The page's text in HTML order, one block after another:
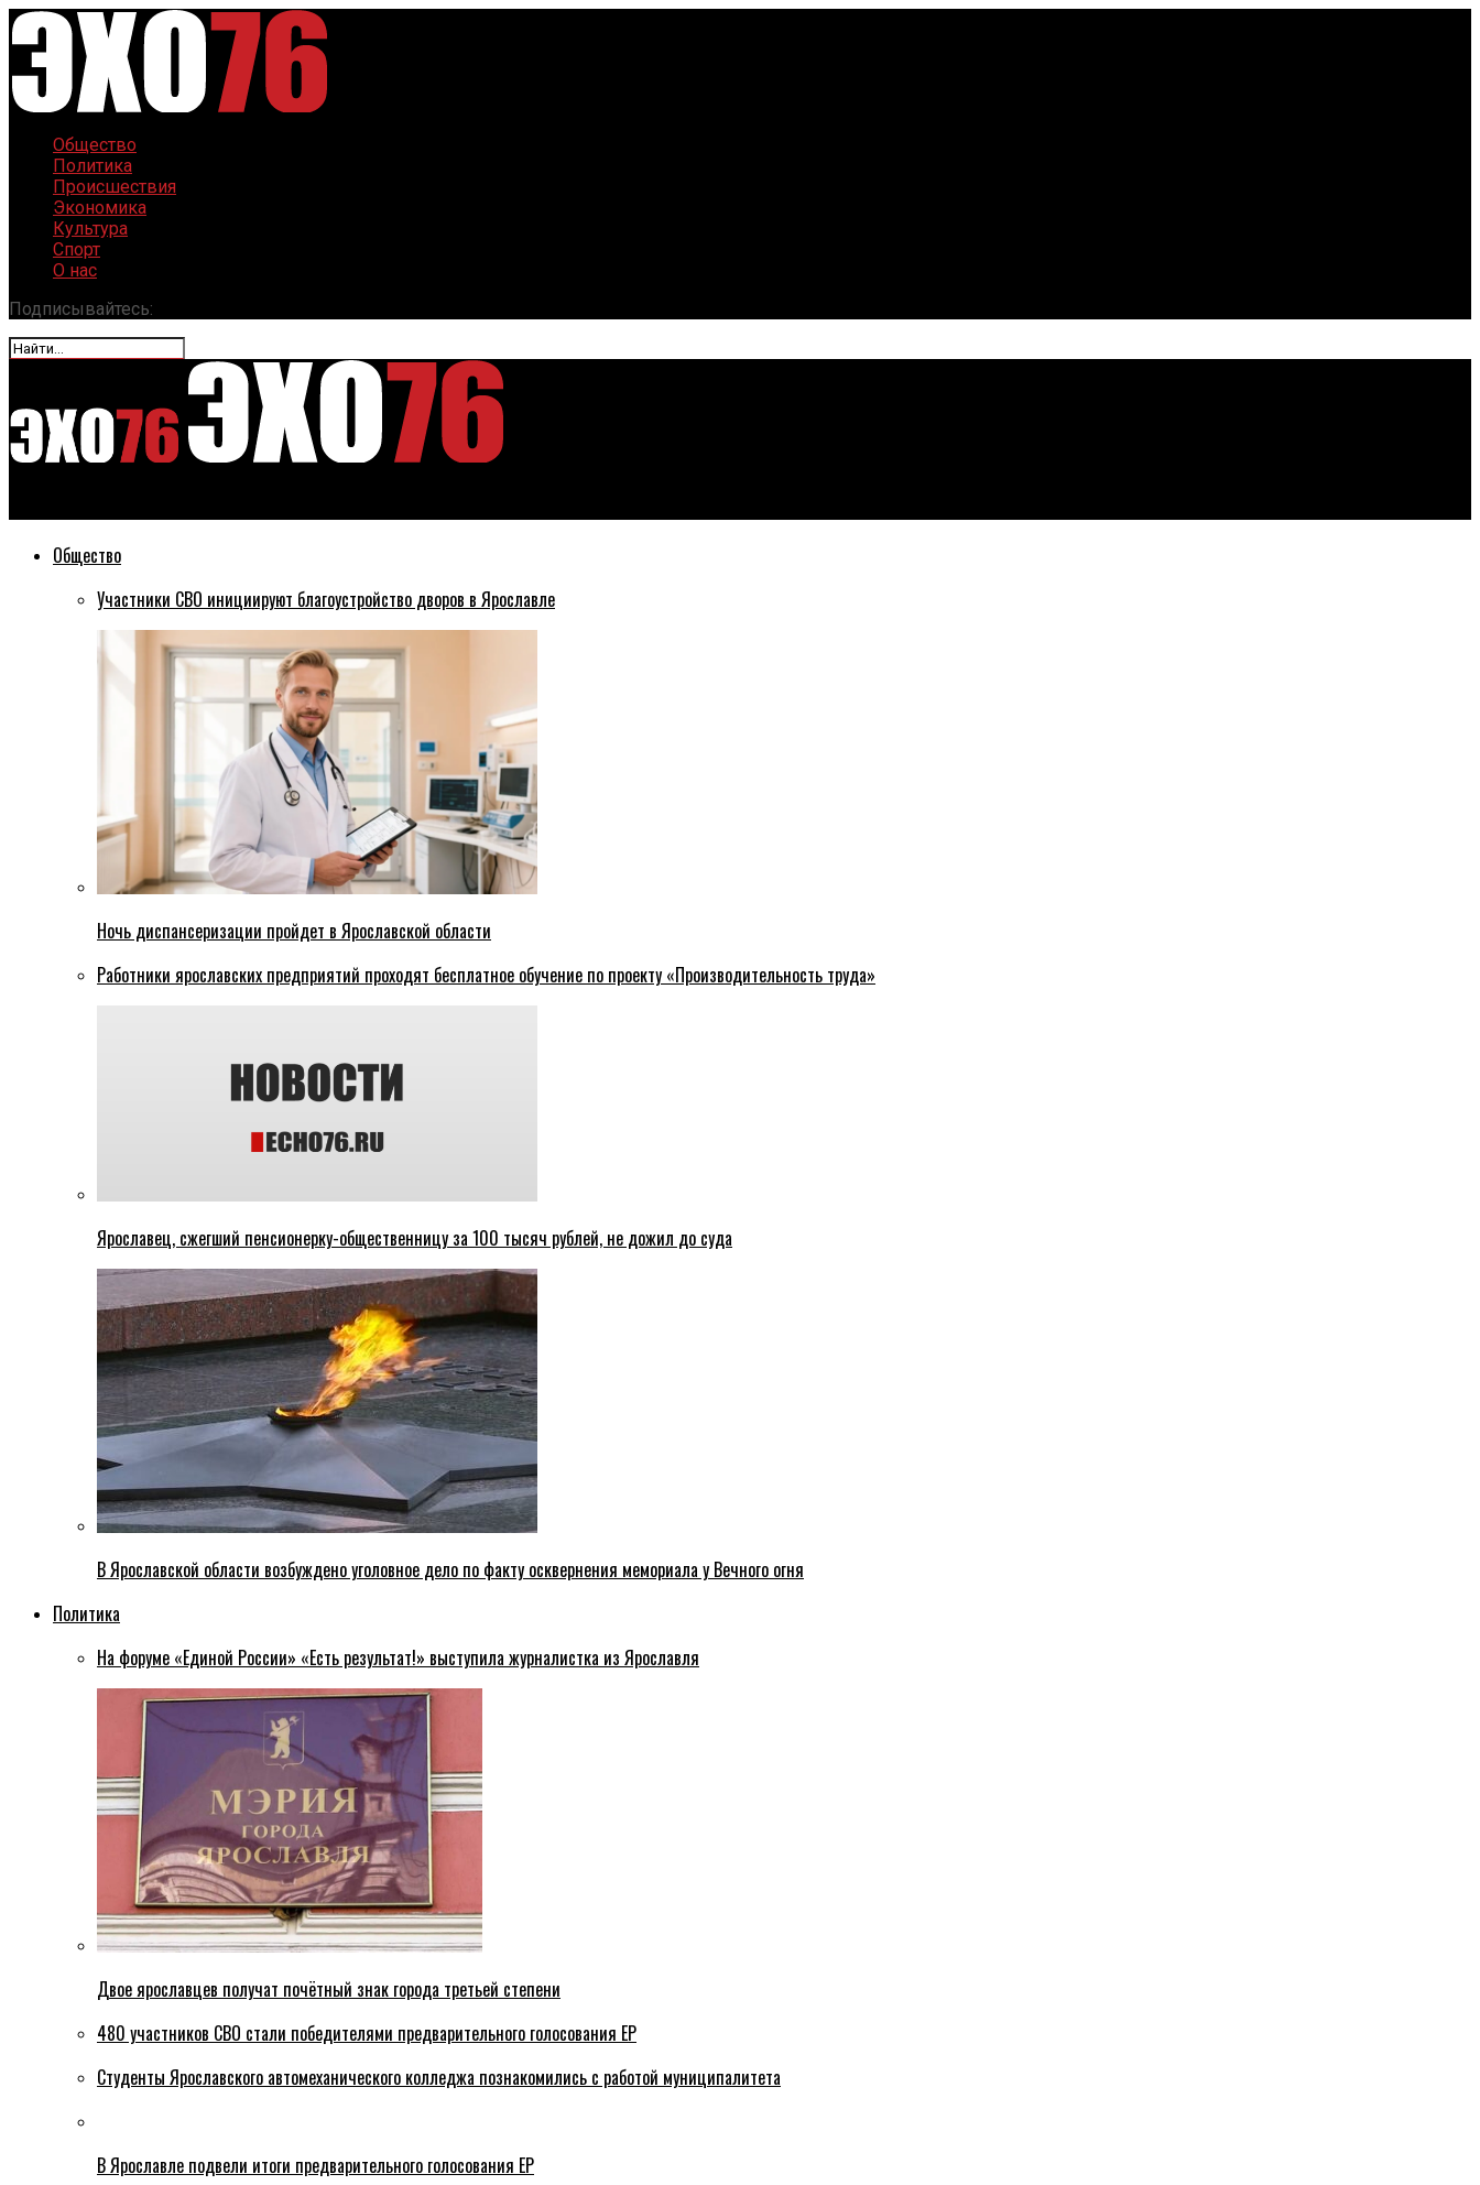
Общество
Политика
Происшествия
Экономика
Культура
Спорт
О нас
Подписывайтесь:
Общество
Участники СВО инициируют благоустройство дворов в Ярославле
Ночь диспансеризации пройдет в Ярославской области
Работники ярославских предприятий проходят бесплатное обучение по проекту «Производительность труда»
Ярославец, сжегший пенсионерку-общественницу за 100 тысяч рублей, не дожил до суда
В Ярославской области возбуждено уголовное дело по факту осквернения мемориала у Вечного огня
Политика
На форуме «Единой России» «Есть результат!» выступила журналистка из Ярославля
Двое ярославцев получат почётный знак города третьей степени
480 участников СВО стали победителями предварительного голосования ЕР
Студенты Ярославского автомеханического колледжа познакомились с работой муниципалитета
В Ярославле подвели итоги предварительного голосования ЕР